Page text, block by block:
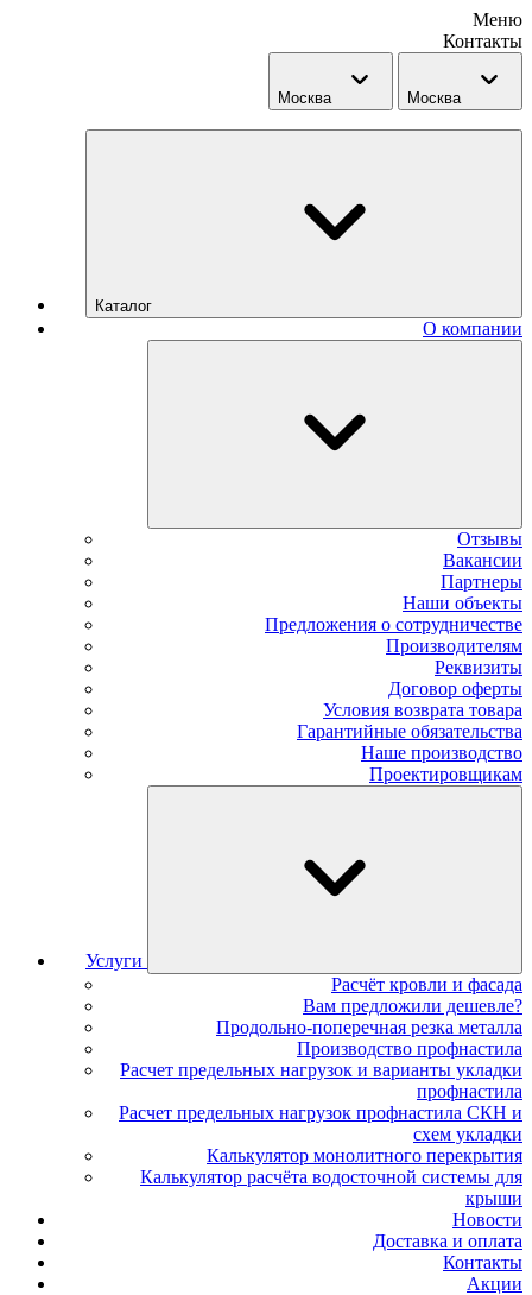
Меню
Контакты
Москва Москва
Каталог
О компании
Отзывы
Вакансии
Партнеры
Наши объекты
Предложения о сотрудничестве
Производителям
Реквизиты
Договор оферты
Условия возврата товара
Гарантийные обязательства
Наше производство
Проектировщикам
Услуги
Расчёт кровли и фасада
Вам предложили дешевле?
Продольно-поперечная резка металла
Производство профнастила
Расчет предельных нагрузок и варианты укладки
профнастила
Расчет предельных нагрузок профнастила СКН и
схем укладки
Калькулятор монолитного перекрытия
Калькулятор расчёта водосточной системы для
крыши
Новости
Доставка и оплата
Контакты
Акции